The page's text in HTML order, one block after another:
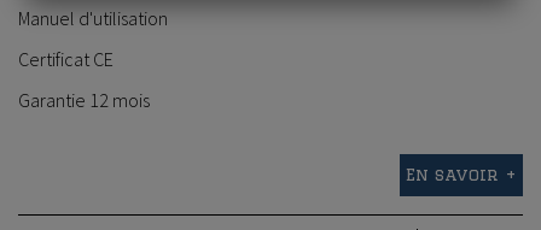
Manuel d'utilisation
Certificat CE
Garantie 12 mois
En savoir +